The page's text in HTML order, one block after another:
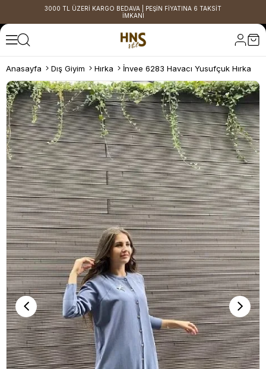
3000 TL ÜZERİ KARGO BEDAVA | PEŞİN FİYATINA 6 TAKSİT
İMKANI
Anasayfa Dış Giyim Hırka İnvee 6283 Havacı Yusufçuk Hırka